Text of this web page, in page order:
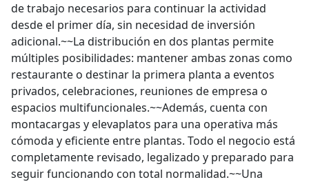
de trabajo necesarios para continuar la actividad
desde el primer día, sin necesidad de inversión
adicional.~~La distribución en dos plantas permite
múltiples posibilidades: mantener ambas zonas como
restaurante o destinar la primera planta a eventos
privados, celebraciones, reuniones de empresa o
espacios multifuncionales.~~Además, cuenta con
montacargas y elevaplatos para una operativa más
cómoda y eficiente entre plantas. Todo el negocio está
completamente revisado, legalizado y preparado para
seguir funcionando con total normalidad.~~Una